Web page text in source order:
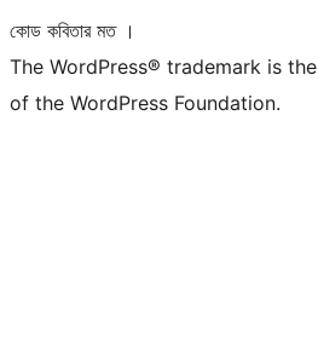
কোড কবিতার মত ।
The WordPress® trademark is
of the WordPress Foundation.